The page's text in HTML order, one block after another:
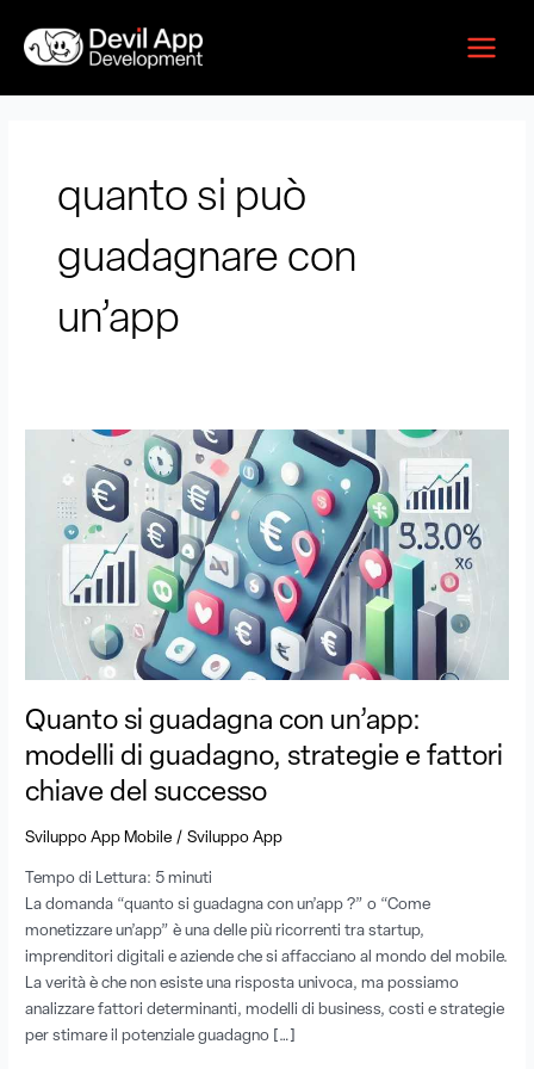
contenuto
quanto si può
guadagnare con
un’app
Quanto si guadagna con un’app:
modelli di guadagno, strategie e fattori
chiave del successo
Sviluppo App Mobile /Sviluppo App
Tempo di Lettura: 5 minuti
La domanda “quanto si guadagna con un’app ?” o “Come
monetizzare un’app” è una delle più ricorrenti tra startup,
imprenditori digitali e aziende che si affacciano al mondo del mobile.
La verità è che non esiste una risposta univoca, ma possiamo
analizzare fattori determinanti, modelli di business, costi e strategie
per stimare il potenziale guadagno […]
Quanto
guadagna
un’app:
modelli
guadagno,
e
chiave
del
successo